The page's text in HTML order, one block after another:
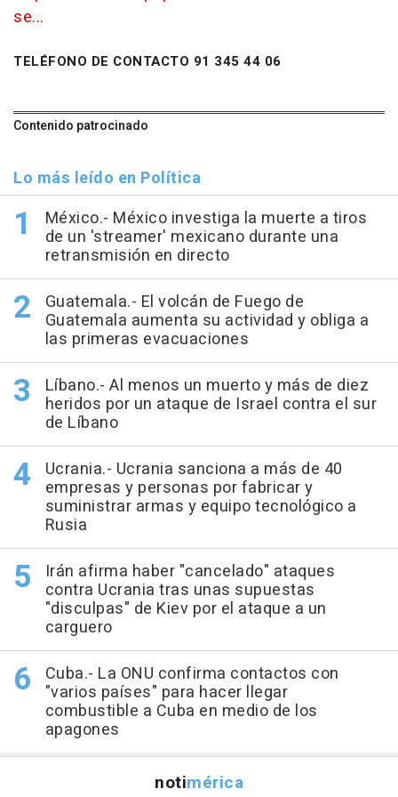
se...
TELÉFONO DE CONTACTO 91 345 44 06
Contenido patrocinado
Lo más leído en Política
México.- México investiga la muerte a tiros
de un 'streamer' mexicano durante una
retransmisión en directo
Guatemala.- El volcán de Fuego de
Guatemala aumenta su actividad y obliga a
las primeras evacuaciones
Líbano.- Al menos un muerto y más de diez
heridos por un ataque de Israel contra el sur
de Líbano
Ucrania.- Ucrania sanciona a más de 40
empresas y personas por fabricar y
suministrar armas y equipo tecnológico a
Rusia
Irán afirma haber "cancelado" ataques
contra Ucrania tras unas supuestas
"disculpas" de Kiev por el ataque a un
carguero
Cuba.- La ONU confirma contactos con
"varios países" para hacer llegar
combustible a Cuba en medio de los
apagones
notimérica